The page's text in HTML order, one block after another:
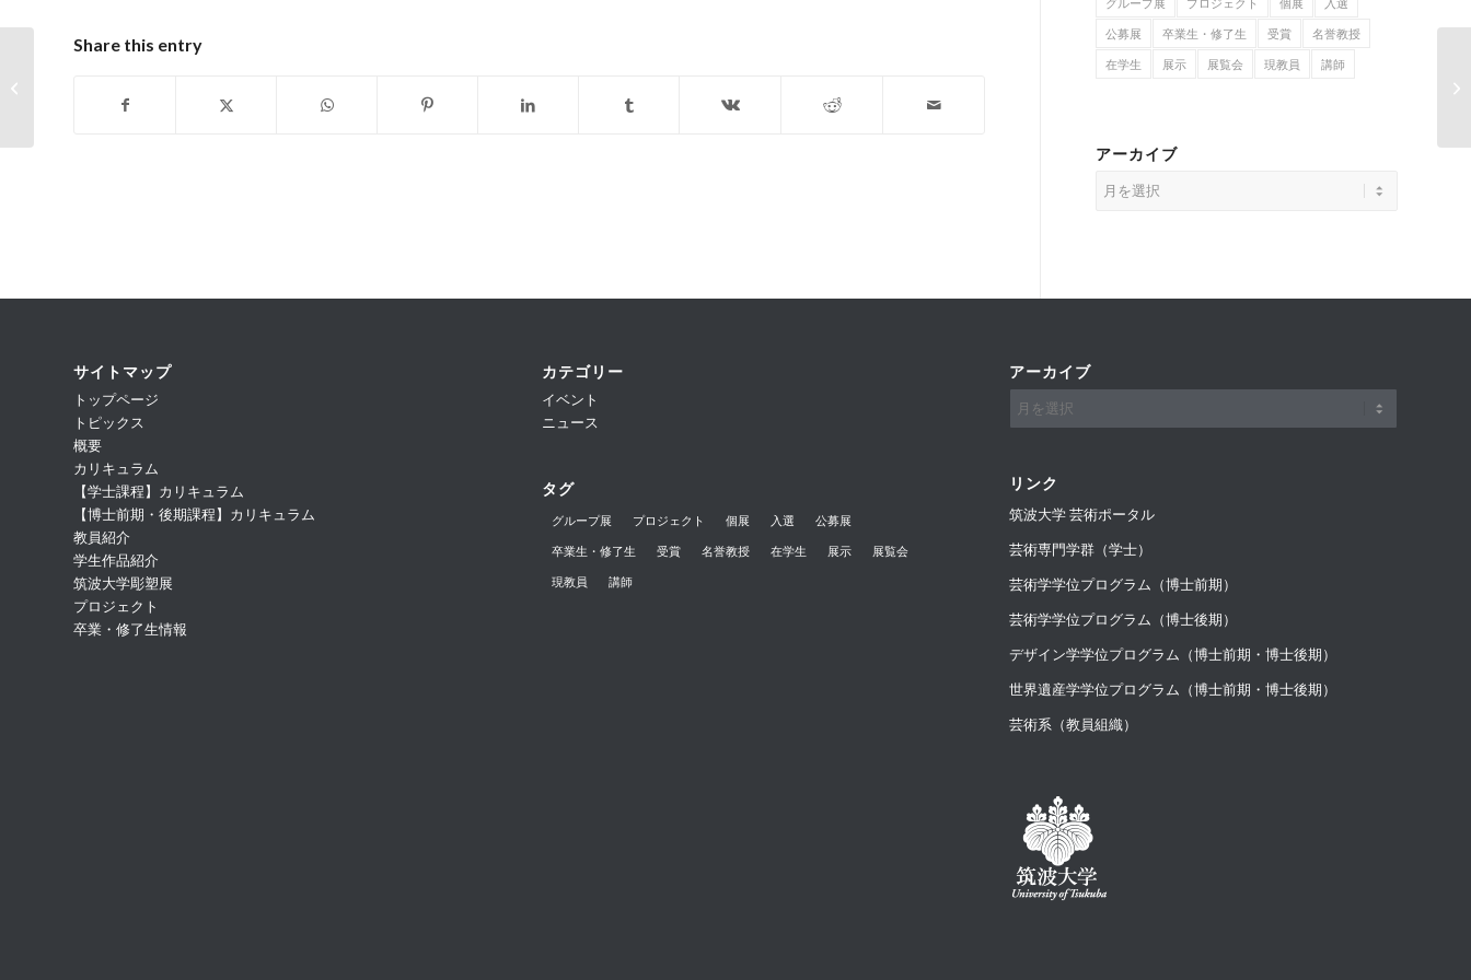
Share this entry
公募展
卒業生・修了生 受賞
名誉教授
在学生
展示 展覧会 現教員 講師
アーカイブ
サイトマップ
トップページ
トピックス
概要
カリキュラム
【学士課程】カリキュラム
【博士前期・後期課程】カリキュラム
教員紹介
学生作品紹介
筑波大学彫塑展
プロジェクト
卒業・修了生情報
カテゴリー
イベント
ニュース
タグ
グループ展 プロジェクト 個展 入選
公募展
卒業生・修了生
受賞 名誉教授 在学生 展示
展覧会
現教員
講師
アーカイブ
リンク
筑波大学 芸術ポータル
芸術専門学群（学士）
芸術学学位プログラム（博士前期）
芸術学学位プログラム（博士後期）
デザイン学学位プログラム（博士前期・博士後期）
世界遺産学学位プログラム（博士前期・博士後期）
芸術系（教員組織）
制作展二〇一六